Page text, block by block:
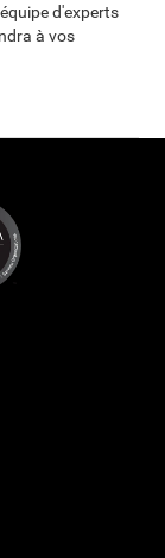
d'experts
à vos